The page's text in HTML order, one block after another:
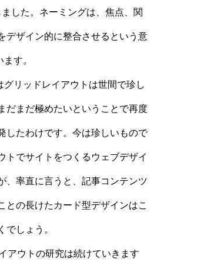
した。ネーミングは、焦点、関
デザイン的に整合させるという意
す。
グリッドレイアウトは世間で珍し
だまだ極めたいということで再度
したわけです。今は珍しいもので
トでサイトをつくるウェブデザイ
、率直に言うと、記事コンテンツ
との長けたカード型デザインはこ
でしょう。
アウトの研究は続けていきます